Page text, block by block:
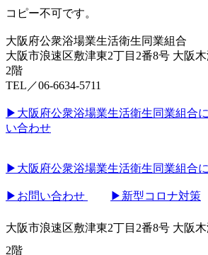
コピー不可です。
大阪府公衆浴場業生活衛生同業組合
大阪市浪速区敷津東2丁目2番8号 大阪
2階
TEL／06-6634-5711
▶︎大阪府公衆浴場業生活衛生同業組合
い合わせ
▶︎大阪府公衆浴場業生活衛生同業組合
▶︎お問い合わせ ▶︎新型コロナ対策
大阪市浪速区敷津東2丁目2番8号 大阪
2階